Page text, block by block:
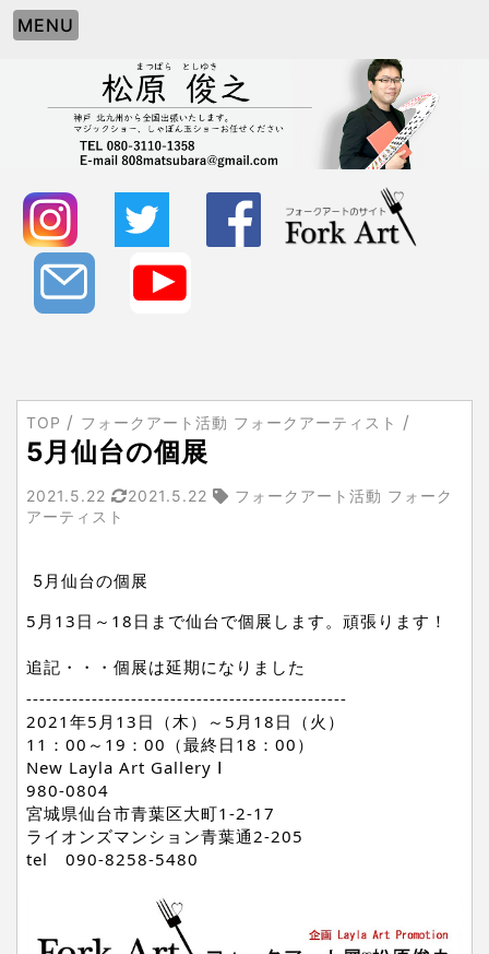
MENU
TOP フォークアート活動 フォークアーティスト
5月仙台の個展
2021.5.22 2021.5.22
フォークアート活動 フォーク
アーティスト
5月仙台の個展
5月13日～18日まで仙台で個展します。頑張ります！
追記・・・個展は延期になりました
-------------------------------------------------
2021年5月13日（木）～5月18日（火）
11：00～19：00（最終日18：00）
New Layla Art Gallery Ⅰ
980-0804
宮城県仙台市青葉区大町1-2-17
ライオンズマンション青葉通2-205
tel　090-8258-5480